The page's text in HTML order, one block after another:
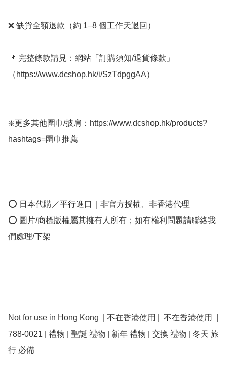
❌ 缺貨全額退款（約 1–8 個工作天退回）
📌 完整條款請見：網站「訂購須知/退貨條款」
（https://www.dcshop.hk/i/SzTdpggAA）
❇️更多其他圍巾/披肩：https://www.dcshop.hk/products?
hashtags=圍巾推薦
⭕ 日本代購／平行進口｜非官方授權、非香港代理
⭕ 圖片/商標版權屬其擁有人所有；如有權利問題請聯絡我
們處理/下架
Not for use in Hong Kong  | 不在香港使用 |  不在香港使用  |
788-0021 | 禮物 | 聖誕 禮物 | 新年 禮物 | 交換 禮物 | 冬天 旅